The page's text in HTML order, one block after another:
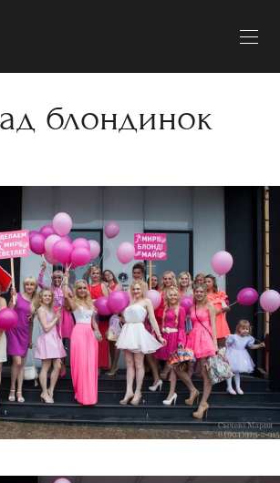
блондинок